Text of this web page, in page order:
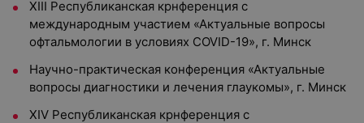
XIII Республиканская крнференция с
международным участием «Актуальные вопросы
офтальмологии в условиях COVID-19», г. Минск
Научно-практическая конференция «Актуальные
вопросы диагностики и лечения глаукомы», г. Минск
XIV Республиканская крнференция с